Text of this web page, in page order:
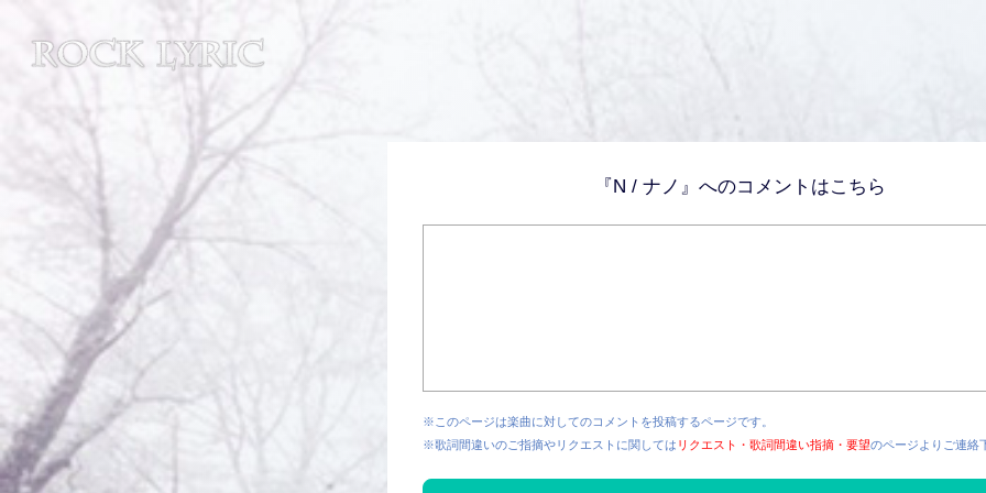
『N / ナノ』へのコメントはこちら
※このページは楽曲に対してのコメントを投稿するページです。
※歌詞間違いのご指摘やリクエストに関しては リクエスト・歌詞間違い指摘・要望のページよりご連絡